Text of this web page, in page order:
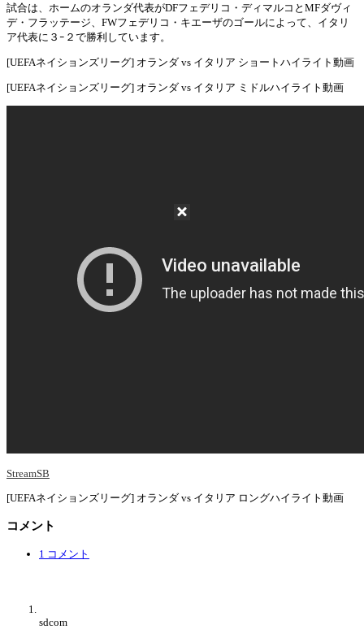
試合は、ホームのオランダ代表がDFフェデリコ・ディマルコとMFダヴィ
デ・フラッテージ、FWフェデリコ・キエーザのゴールによって、イタリ
ア代表に３ｰ２で勝利しています。
[UEFAネイションズリーグ] オランダ vs イタリア ショートハイライト動画
[UEFAネイションズリーグ] オランダ vs イタリア ミドルハイライト動画
StreamSB
[UEFAネイションズリーグ] オランダ vs イタリア ロングハイライト動画
コメント
1 コメント
sdcom